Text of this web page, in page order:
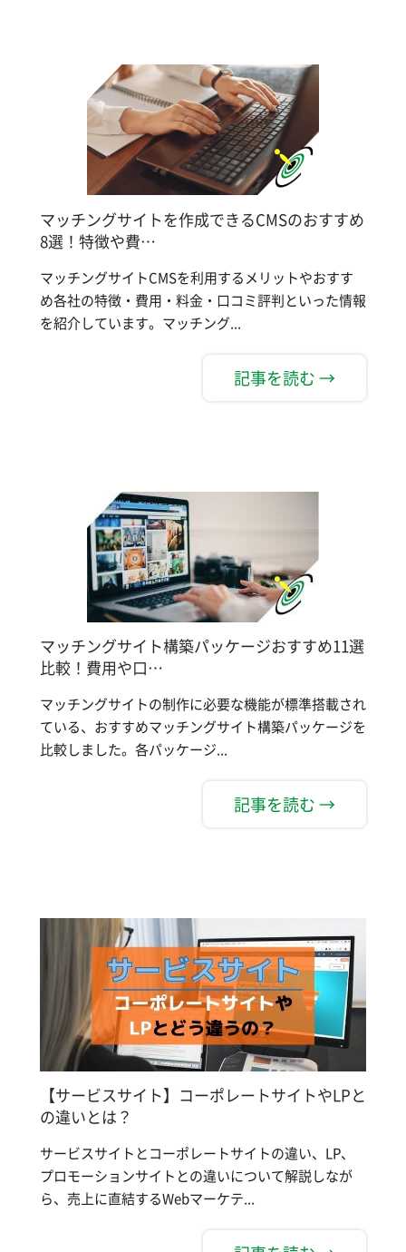
マッチングサイトを作成できるCMSのおすすめ
8選！特徴や費…
マッチングサイトCMSを利用するメリットやおすす
め各社の特徴・費用・料金・口コミ評判といった情報
を紹介しています。マッチング...
記事を読む →
マッチングサイト構築パッケージおすすめ11選
比較！費用や口…
マッチングサイトの制作に必要な機能が標準搭載され
ている、おすすめマッチングサイト構築パッケージを
比較しました。各パッケージ...
記事を読む →
【サービスサイト】コーポレートサイトやLPと
の違いとは？
サービスサイトとコーポレートサイトの違い、LP、
プロモーションサイトとの違いについて解説しなが
ら、売上に直結するWebマーケテ...